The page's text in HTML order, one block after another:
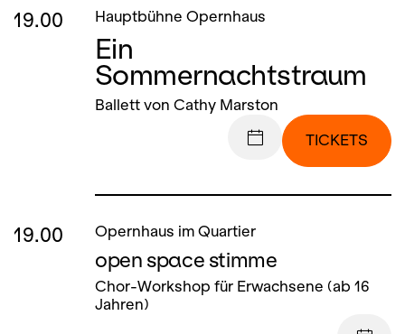
19.00 Hauptbühne Opernhaus
Ein
Sommernachtstraum
Ballett von Cathy Marston
TICKETS
19.00 Opernhaus im Quartier
open space stimme
Chor-Workshop für Erwachsene (ab 16
Jahren)